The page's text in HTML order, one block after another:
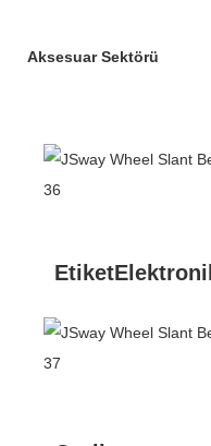
Aksesuar Sektörü